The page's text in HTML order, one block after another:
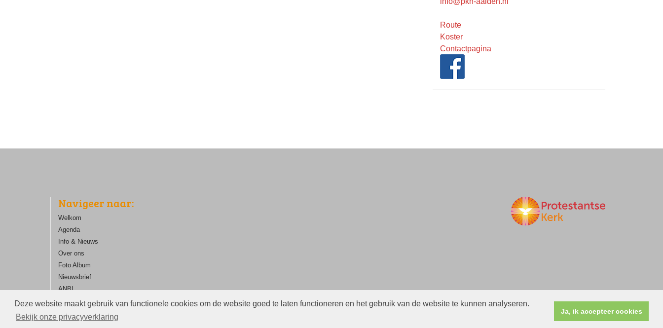
Deze website maakt gebruik van functionele cookies om de website goed te laten functioneren en het gebruik van de website te kunnen analyseren.
Bekijk onze privacyverklaring
Ja, ik accepteer cookies
Route
Koster
Contactpagina
Navigeer naar:
Welkom
Agenda
Info & Nieuws
Over ons
Foto Album
Nieuwsbrief
ANBI
Contact